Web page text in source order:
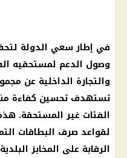
في إطار سعي الدولة
وصول الدعم لمستحقيه
والتجارة الداخلية عن
تستهدف تحسين كفاءة
الفئات غير المستحقة.
لقواعد صرف البطاقات
الرقابة على المخابز